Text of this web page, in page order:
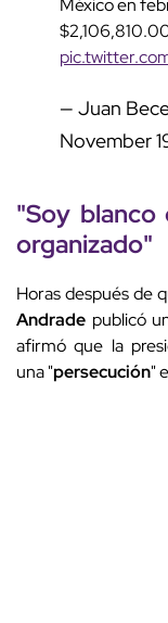
México en
— Juan
November
"Soy
organizado"
Horas después de
Andrade publicó
afirmó que la
una "persecución"